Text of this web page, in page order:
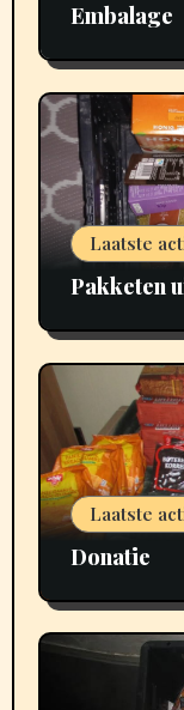
Embalage
Laatste
Pakketen
Laatste
Donatie